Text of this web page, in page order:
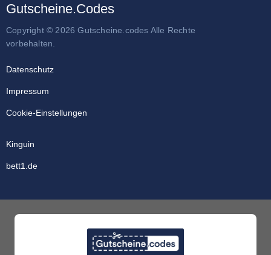
Gutscheine.Codes
Copyright © 2026 Gutscheine.codes Alle Rechte
vorbehalten.
Datenschutz
Impressum
Cookie-Einstellungen
Kinguin
bett1.de